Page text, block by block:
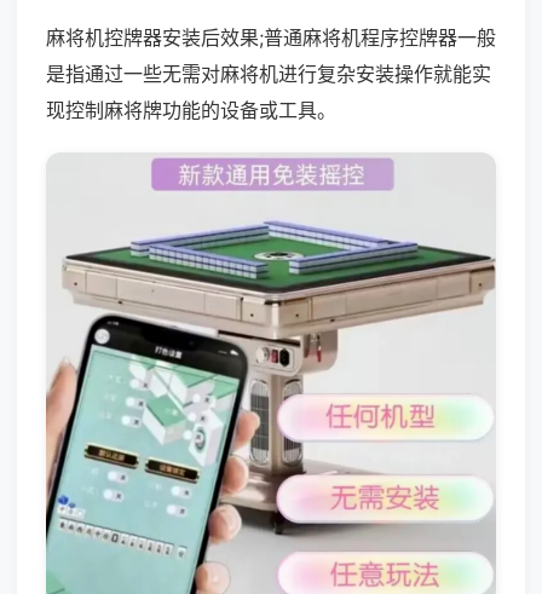
麻将机控牌器安装后效果;普通麻将机程序控牌器一般
是指通过一些无需对麻将机进行复杂安装操作就能实
现控制麻将牌功能的设备或工具。